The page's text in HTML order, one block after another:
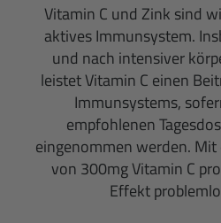
Vitamin C und Zink sind
aktives Immunsystem.
und nach intensiver
leistet Vitamin C einen
Immunsystems,
empfohlenen
eingenommen werden.
von 300mg Vitamin C
Effekt